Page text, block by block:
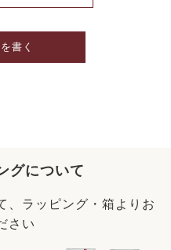
書く
グについて
、ラッピング・箱よりお
さい